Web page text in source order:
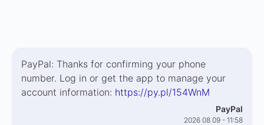
PayPal: Thanks for confirming your phone
number. Log in or get the app to manage your
account information: https://py.pl/154WnM
PayPal
2026 08 09 - 11:58